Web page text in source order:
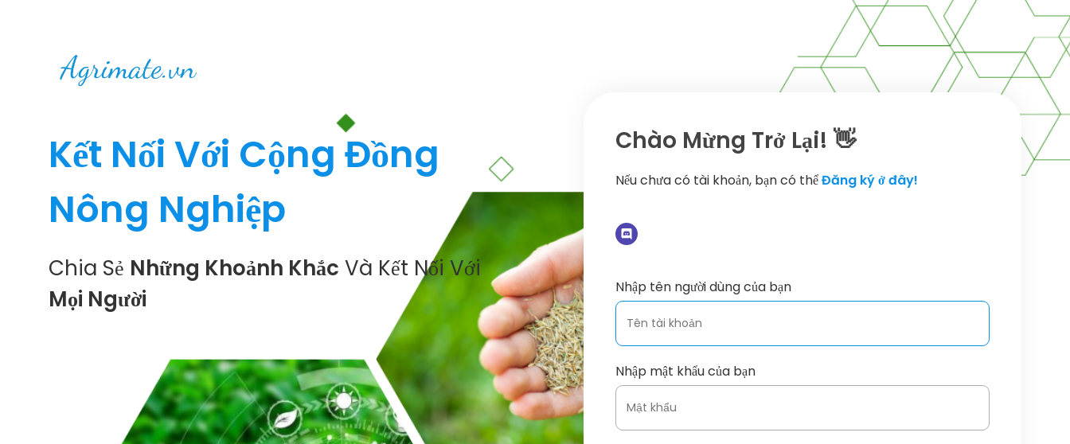
Kết Nối Với Cộng Đồng
Nông Nghiệp
Chia Sẻ Những Khoảnh Khắc Và Kết Nối Với
Mọi Người
Chào Mừng Trở Lại! 👋
Nếu chưa có tài khoản, bạn có thểĐăng ký ở đây!
Nhập tên người dùng của bạn
Nhập mật khẩu của bạn